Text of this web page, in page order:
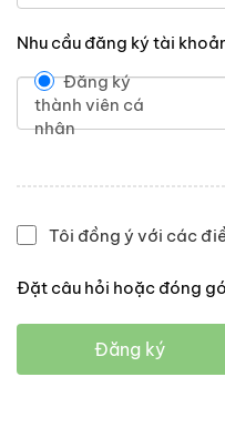
Nhu cầu đăng ký tài
Đăng ký
thành viên cá
nhân
Tôi đồng ý với các
Đặt câu hỏi hoặc đóng
Đăng ký